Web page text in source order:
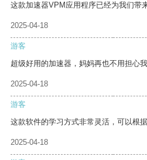
这款加速器VPM应用程序已经为我们带
2025-04-18
游客
超级好用的加速器，妈妈再也不用担心
2025-04-18
游客
这款软件的学习方式非常灵活，可以根
2025-04-18